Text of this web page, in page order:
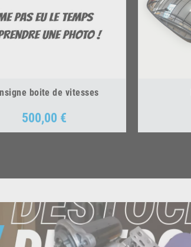
boite de vitesses
Prix
500,00 €